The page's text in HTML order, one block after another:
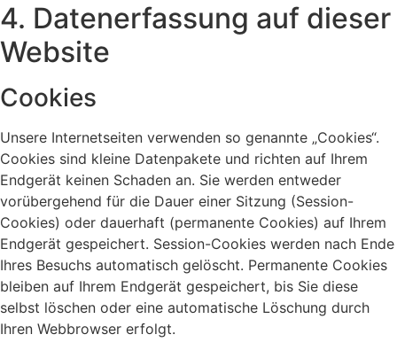
4. Datenerfassung auf dieser
Website
Cookies
Unsere Internetseiten verwenden so genannte „Cookies“.
Cookies sind kleine Datenpakete und richten auf Ihrem
Endgerät keinen Schaden an. Sie werden entweder
vorübergehend für die Dauer einer Sitzung (Session-
Cookies) oder dauerhaft (permanente Cookies) auf Ihrem
Endgerät gespeichert. Session-Cookies werden nach Ende
Ihres Besuchs automatisch gelöscht. Permanente Cookies
bleiben auf Ihrem Endgerät gespeichert, bis Sie diese
selbst löschen oder eine automatische Löschung durch
Ihren Webbrowser erfolgt.